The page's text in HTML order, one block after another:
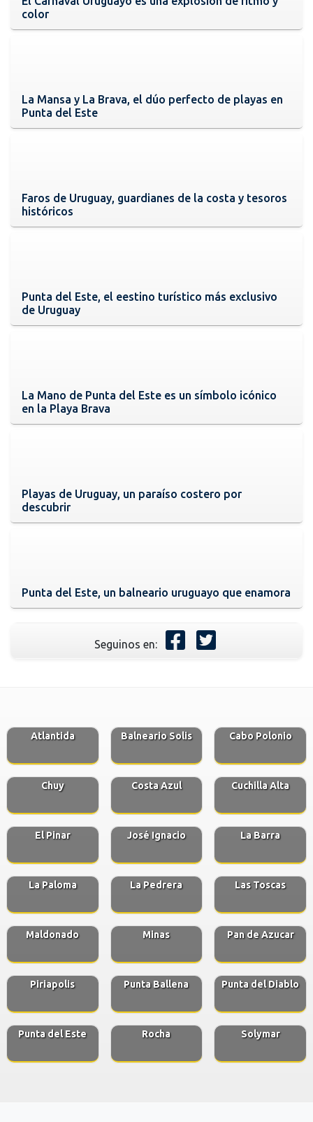
color
La Mansa y La Brava, el dúo perfecto de playas en
Punta del Este
Faros de Uruguay, guardianes de la costa y tesoros
históricos
Punta del Este, el eestino turístico más exclusivo
de Uruguay
La Mano de Punta del Este es un símbolo icónico
en la Playa Brava
Playas de Uruguay, un paraíso costero por
descubrir
Punta del Este, un balneario uruguayo que enamora
Seguinos en:
Atlantida Balneario Solis Cabo Polonio
Chuy Costa Azul Cuchilla Alta
El Pinar José Ignacio La Barra
La Paloma La Pedrera Las Toscas
Maldonado Minas Pan de Azucar
Piriapolis Punta Ballena Punta del Diablo
Punta del Este Rocha Solymar